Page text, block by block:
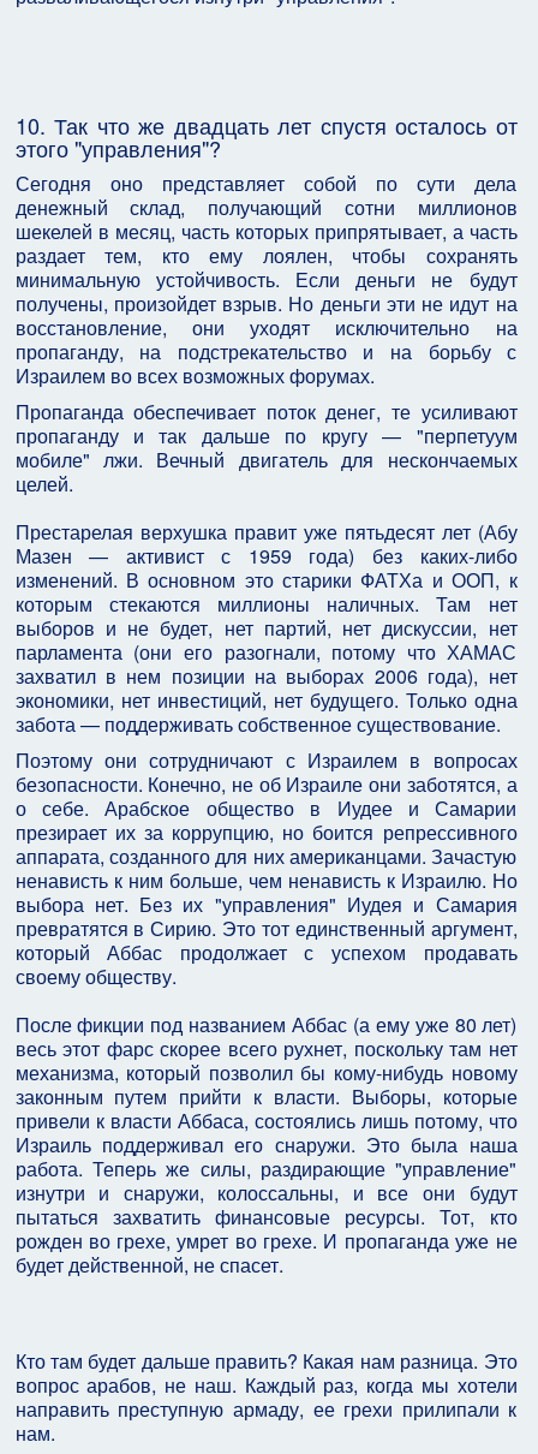
10. Так что же двадцать лет спустя осталось от
этого "управления"?
Сегодня оно представляет собой по сути дела
денежный склад, получающий сотни миллионов
шекелей в месяц, часть которых припрятывает, а часть
раздает тем, кто ему лоялен, чтобы сохранять
минимальную устойчивость. Если деньги не будут
получены, произойдет взрыв. Но деньги эти не идут на
восстановление, они уходят исключительно на
пропаганду, на подстрекательство и на борьбу с
Израилем во всех возможных форумах.
Пропаганда обеспечивает поток денег, те усиливают
пропаганду и так дальше по кругу — "перпетуум
мобиле" лжи. Вечный двигатель для нескончаемых
целей.
Престарелая верхушка правит уже пятьдесят лет (Абу
Мазен — активист с 1959 года) без каких-либо
изменений. В основном это старики ФАТХа и ООП, к
которым стекаются миллионы наличных. Там нет
выборов и не будет, нет партий, нет дискуссии, нет
парламента (они его разогнали, потому что ХАМАС
захватил в нем позиции на выборах 2006 года), нет
экономики, нет инвестиций, нет будущего. Только одна
забота — поддерживать собственное существование.
Поэтому они сотрудничают с Израилем в вопросах
безопасности. Конечно, не об Израиле они заботятся, а
о себе. Арабское общество в Иудее и Самарии
презирает их за коррупцию, но боится репрессивного
аппарата, созданного для них американцами. Зачастую
ненависть к ним больше, чем ненависть к Израилю. Но
выбора нет. Без их "управления" Иудея и Самария
превратятся в Сирию. Это тот единственный аргумент,
который Аббас продолжает с успехом продавать
своему обществу.
После фикции под названием Аббас (а ему уже 80 лет)
весь этот фарс скорее всего рухнет, поскольку там нет
механизма, который позволил бы кому-нибудь новому
законным путем прийти к власти. Выборы, которые
привели к власти Аббаса, состоялись лишь потому, что
Израиль поддерживал его снаружи. Это была наша
работа. Теперь же силы, раздирающие "управление"
изнутри и снаружи, колоссальны, и все они будут
пытаться захватить финансовые ресурсы. Тот, кто
рожден во грехе, умрет во грехе. И пропаганда уже не
будет действенной, не спасет.
Кто там будет дальше править? Какая нам разница. Это
вопрос арабов, не наш. Каждый раз, когда мы хотели
направить преступную армаду, ее грехи прилипали к
нам.